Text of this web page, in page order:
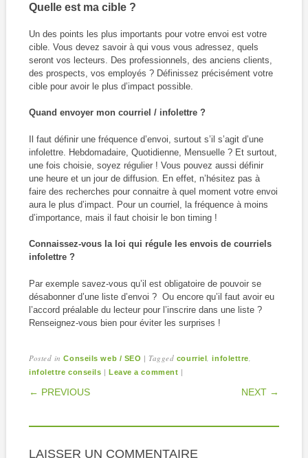
Quelle est ma cible ?
Un des points les plus importants pour votre envoi est votre
cible. Vous devez savoir à qui vous vous adressez, quels
seront vos lecteurs. Des professionnels, des anciens clients,
des prospects, vos employés ? Définissez précisément votre
cible pour avoir le plus d’impact possible.
Quand envoyer mon courriel / infolettre ?
Il faut définir une fréquence d’envoi, surtout s’il s’agit d’une
infolettre. Hebdomadaire, Quotidienne, Mensuelle ? Et surtout,
une fois choisie, soyez régulier ! Vous pouvez aussi définir
une heure et un jour de diffusion. En effet, n’hésitez pas à
faire des recherches pour connaitre à quel moment votre envoi
aura le plus d’impact. Pour un courriel, la fréquence à moins
d’importance, mais il faut choisir le bon timing !
Connaissez-vous la loi qui régule les envois de courriels
infolettre ?
Par exemple savez-vous qu’il est obligatoire de pouvoir se
désabonner d’une liste d’envoi ? Ou encore qu’il faut avoir eu
l’accord préalable du lecteur pour l’inscrire dans une liste ?
Renseignez-vous bien pour éviter les surprises !
Posted inConseils web / SEO |Tagged courriel ,infolettre,
infolettre conseils |Leave a comment |
POST NAVIGATION
← PREVIOUS NEXT →
LAISSER UN COMMENTAIRE